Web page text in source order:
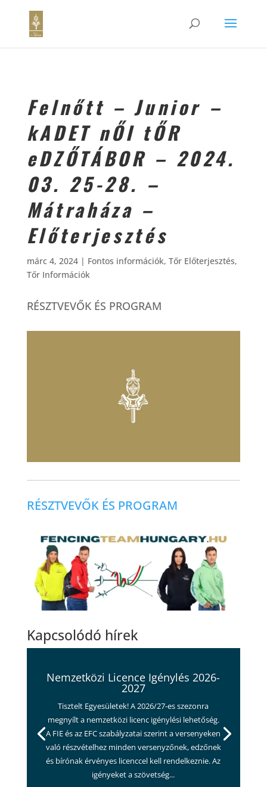
Felnőtt – Junior –
kADET nŐI tŐR
eDZŐTÁBOR – 2024.
03. 25-28. –
Mátraháza –
Előterjesztés
márc 4, 2024| Fontos információk, Tőr Előterjesztés,
Tőr Információk
RÉSZTVEVŐK ÉS PROGRAM
RÉSZTVEVŐK ÉS PROGRAM
Kapcsolódó hírek
Nemzetközi Licence Igénylés 2026-
2027
Tisztelt Egyesületek! A 2026/27-es szezonra
megnyílt a nemzetközi licenc igénylési lehetőség.
A FIE és az EFC szabályzatai szerint a versenyeken
való részvételhez minden versenyzőnek, edzőnek
és bírónak érvényes licenccel kell rendelkeznie. Az
igényeket a szövetség...